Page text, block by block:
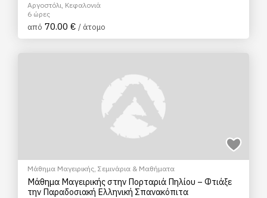
Αργοστόλι, Κεφαλονιά
6 ώρες
από 70.00 € / άτομο
Μάθημα Μαγειρικής, Σεμινάρια & Μαθήματα
Μάθημα Μαγειρικής στην Πορταριά Πηλίου – Φτιάξε
την Παραδοσιακή Ελληνική Σπανακόπιτα